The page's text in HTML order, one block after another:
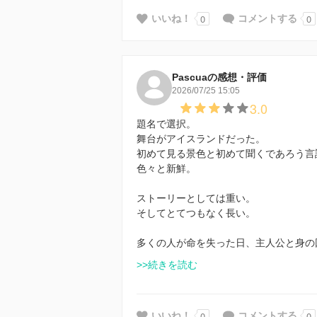
いいね！ 0 コメントする 0
Pascuaの感想・評価
2026/07/25 15:05
3.0
題名で選択。
舞台がアイスランドだった。
初めて見る景色と初めて聞くであろう言
色々と新鮮。
ストーリーとしては重い。
そしてとてつもなく長い。
多くの人が命を失った日、主人公と身の
>>続きを読む